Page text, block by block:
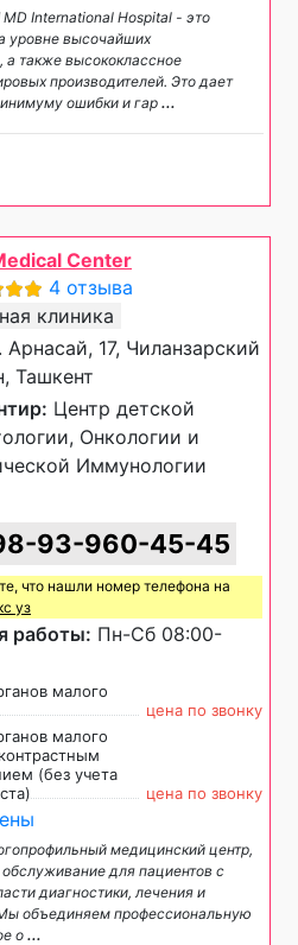
International Hospital - это
уровне высочайших
также высококлассное
производителей. Это дает
ошибки и гар ...
Center
4 отзыва
клиника
Арнасай, 17, Чиланзарский
Ташкент
Центр детской
Онкологии и
Иммунологии
93-960-45-45
что нашли номер телефона на
уз
работы: Пн-Сб 08:00-
малого
цена по звонку
малого
(без учета
цена по звонку
медицинский центр,
для пациентов с
диагностики, лечения и
объединяем профессиональную
о ...